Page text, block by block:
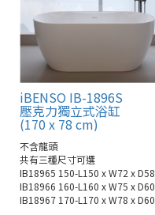
iBENSO IB-1896S
壓克力獨立式浴缸
(170 x 78 cm)
不含龍頭
共有三種尺寸可選
IB18965 150-L150 x W72 x D58 cm
IB18966 160-L160 x W75 x D60 cm
IB18967 170-L170 x W78 x D60 cm